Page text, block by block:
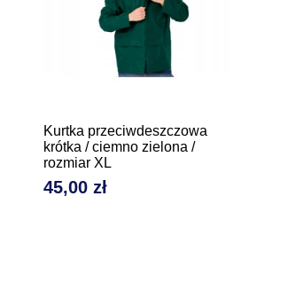
Kurtka przeciwdeszczowa
krótka / ciemno zielona /
rozmiar XL
Cena
45,00 zł